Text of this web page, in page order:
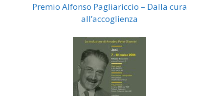
Premio Alfonso Pagliariccio – Dalla cura
all’accoglienza